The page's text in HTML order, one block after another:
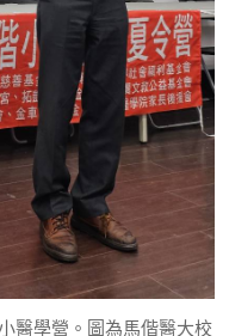
醫學營。圖為馬偕醫大校